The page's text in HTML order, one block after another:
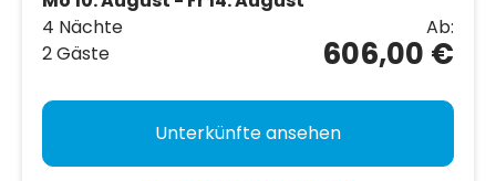
4 Nächte
2 Gäste
Ab:
606,00 €
Unterkünfte ansehen